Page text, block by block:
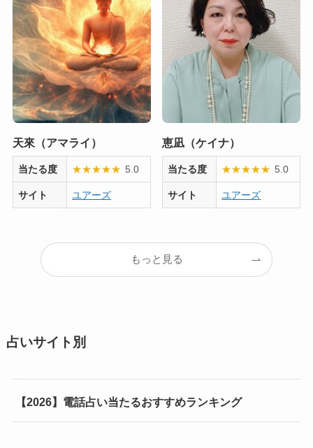
天來（アマライ）
当たる度 ★★★★★ 5.0
サイト ユアーズ
恵凪（ケイナ）
当たる度 ★★★★★ 5.0
サイト ユアーズ
もっと見る
占いサイト別
【2026】電話占い当たるおすすめランキング